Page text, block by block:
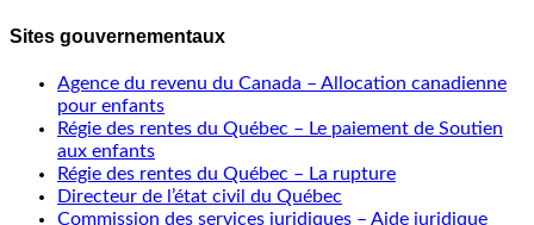
Sites gouvernementaux
Agence du revenu du Canada – Allocation canadienne
pour enfants
Régie des rentes du Québec – Le paiement de Soutien
aux enfants
Régie des rentes du Québec – La rupture
Directeur de l’état civil du Québec
Commission des services juridiques – Aide juridique